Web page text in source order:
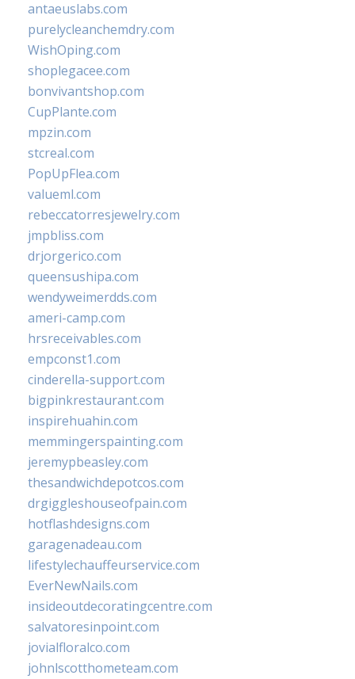
antaeuslabs.com
purelycleanchemdry.com
WishOping.com
shoplegacee.com
bonvivantshop.com
CupPlante.com
mpzin.com
stcreal.com
PopUpFlea.com
valueml.com
rebeccatorresjewelry.com
jmpbliss.com
drjorgerico.com
queensushipa.com
wendyweimerdds.com
ameri-camp.com
hrsreceivables.com
empconst1.com
cinderella-support.com
bigpinkrestaurant.com
inspirehuahin.com
memmingerspainting.com
jeremypbeasley.com
thesandwichdepotcos.com
drgiggleshouseofpain.com
hotflashdesigns.com
garagenadeau.com
lifestylechauffeurservice.com
EverNewNails.com
insideoutdecoratingcentre.com
salvatoresinpoint.com
jovialfloralco.com
johnlscotthometeam.com